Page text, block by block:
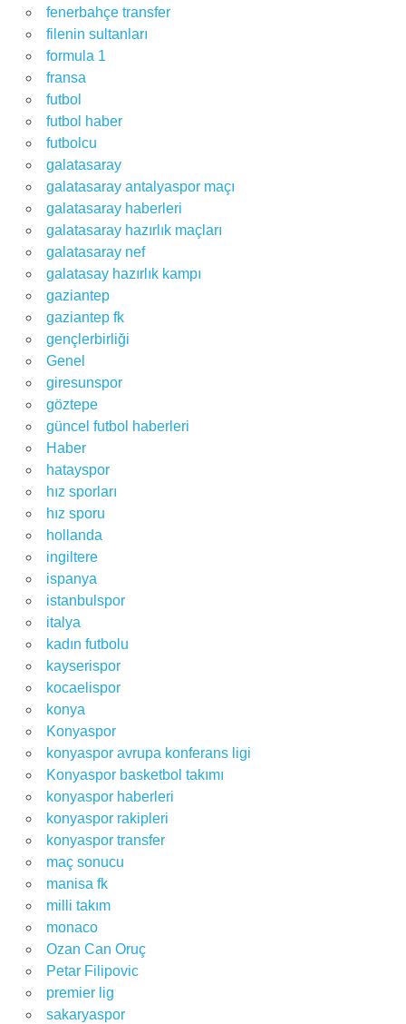
fenerbahçe transfer
filenin sultanları
formula 1
fransa
futbol
futbol haber
futbolcu
galatasaray
galatasaray antalyaspor maçı
galatasaray haberleri
galatasaray hazırlık maçları
galatasaray nef
galatasay hazırlık kampı
gaziantep
gaziantep fk
gençlerbirliği
Genel
giresunspor
göztepe
güncel futbol haberleri
Haber
hatayspor
hız sporları
hız sporu
hollanda
ingiltere
ispanya
istanbulspor
italya
kadın futbolu
kayserispor
kocaelispor
konya
Konyaspor
konyaspor avrupa konferans ligi
Konyaspor basketbol takımı
konyaspor haberleri
konyaspor rakipleri
konyaspor transfer
maç sonucu
manisa fk
milli takım
monaco
Ozan Can Oruç
Petar Filipovic
premier lig
sakaryaspor